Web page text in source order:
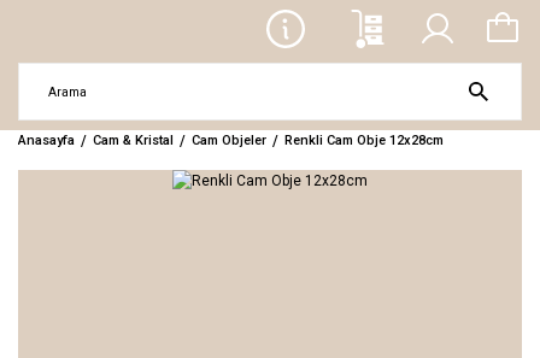
Anasayfa Cam & Kristal Cam Objeler Renkli Cam Obje 12x28cm